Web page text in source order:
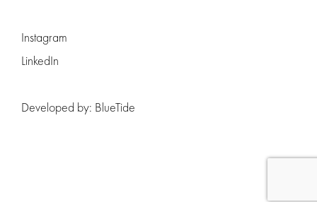
Instagram
LinkedIn
Developed by: BlueTide